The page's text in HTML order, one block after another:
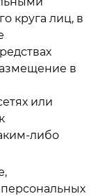
круга лиц, в
в
или
либо